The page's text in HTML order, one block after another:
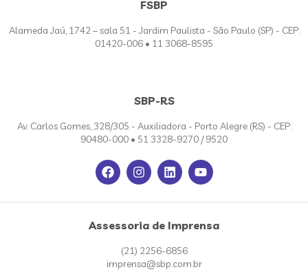
FSBP
Alameda Jaú, 1742 – sala 51 - Jardim Paulista - São Paulo (SP) - CEP:
01420-006 • 11 3068-8595
SBP-RS
Av. Carlos Gomes, 328/305 - Auxiliadora - Porto Alegre (RS) - CEP:
90480-000 • 51 3328-9270 / 9520
Assessoria de Imprensa
(21) 2256-6856
imprensa@sbp.com.br